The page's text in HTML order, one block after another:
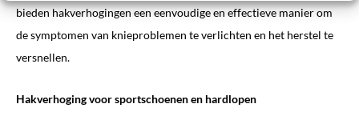
bieden hakverhogingen een eenvoudige en effectieve manier om
de symptomen van knieproblemen te verlichten en het herstel te
versnellen.
Hakverhoging voor sportschoenen en hardlopen